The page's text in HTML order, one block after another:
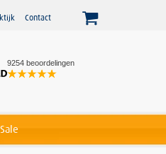
Contact
9254 beoordelingen
Beslist Webshop
beste service!
Sale